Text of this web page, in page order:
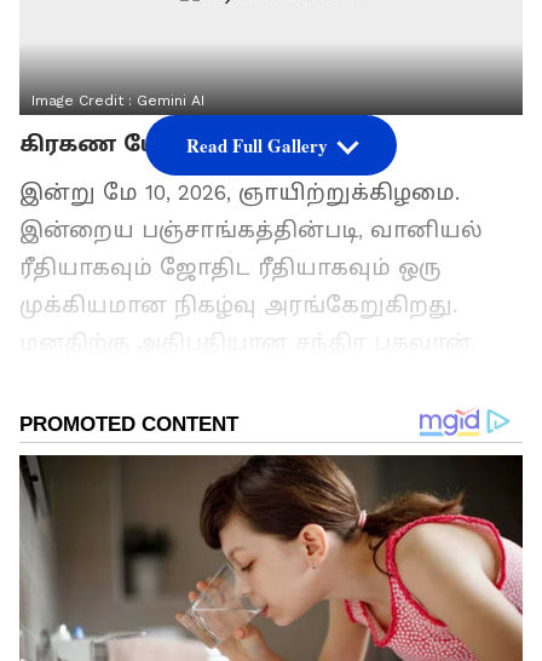
Image Credit :Gemini AI
கிரகண யோகம்
இன்று மே 10, 2026, ஞாயிற்றுக்கிழமை.
இன்றைய பஞ்சாங்கத்தின்படி, வானியல்
ரீதியாகவும் ஜோதிட ரீதியாகவும் ஒரு
முக்கியமான நிகழ்வு அரங்கேறுகிறது.
ராசிக்குள் பிரவேசிக்கிறார். இந்த
இணைப்பையே ஜோதிட சாஸ்திரம்
"கிரகண யோகம்" அல்லது சந்திர-ராகு
தோஷம் என்று அழைக்கிறது.
ஏசியாநெட் தமிழ்-ஐ உங்கள் முதன்மைத்
தேர்வாக்குங்கள்
Read Full Gallery